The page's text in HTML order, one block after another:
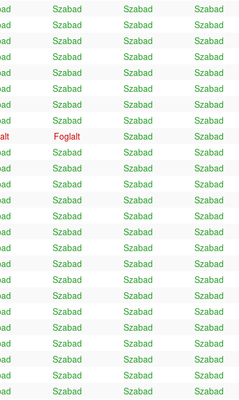
Szabad Szabad
Szabad
Szabad Szabad
Szabad
Szabad Szabad
Szabad
Szabad Szabad
Szabad
Szabad Szabad
Szabad
Szabad Szabad
Szabad
Szabad Szabad
Szabad
Szabad Szabad
Szabad
Foglalt Szabad
Szabad
Szabad Szabad
Szabad
Szabad Szabad
Szabad
Szabad Szabad
Szabad
Szabad Szabad
Szabad
Szabad Szabad
Szabad
Szabad Szabad
Szabad
Szabad Szabad
Szabad
Szabad Szabad
Szabad
Szabad Szabad
Szabad
Szabad Szabad
Szabad
Szabad Szabad
Szabad
Szabad Szabad
Szabad
Szabad Szabad
Szabad
Szabad Szabad
Szabad
Szabad Szabad
Szabad
Szabad Szabad
Szabad